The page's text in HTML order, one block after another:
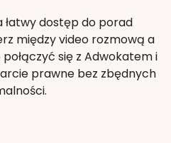
łatwy dostęp do porad
między video rozmową a
się z Adwokatem i
prawne bez zbędnych